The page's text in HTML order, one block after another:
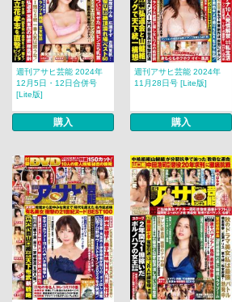
週刊アサヒ芸能 2024年
12月5日・12日合併号
[Lite版]
購入
週刊アサヒ芸能 2024年
11月28日号 [Lite版]
購入